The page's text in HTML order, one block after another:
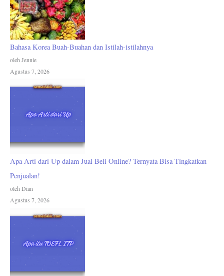
Bahasa Korea Buah-Buahan dan Istilah-istilahnya
oleh Jennie
Agustus 7, 2026
Apa Arti dari Up dalam Jual Beli Online? Ternyata Bisa Tingkatkan
Penjualan!
oleh Dian
Agustus 7, 2026